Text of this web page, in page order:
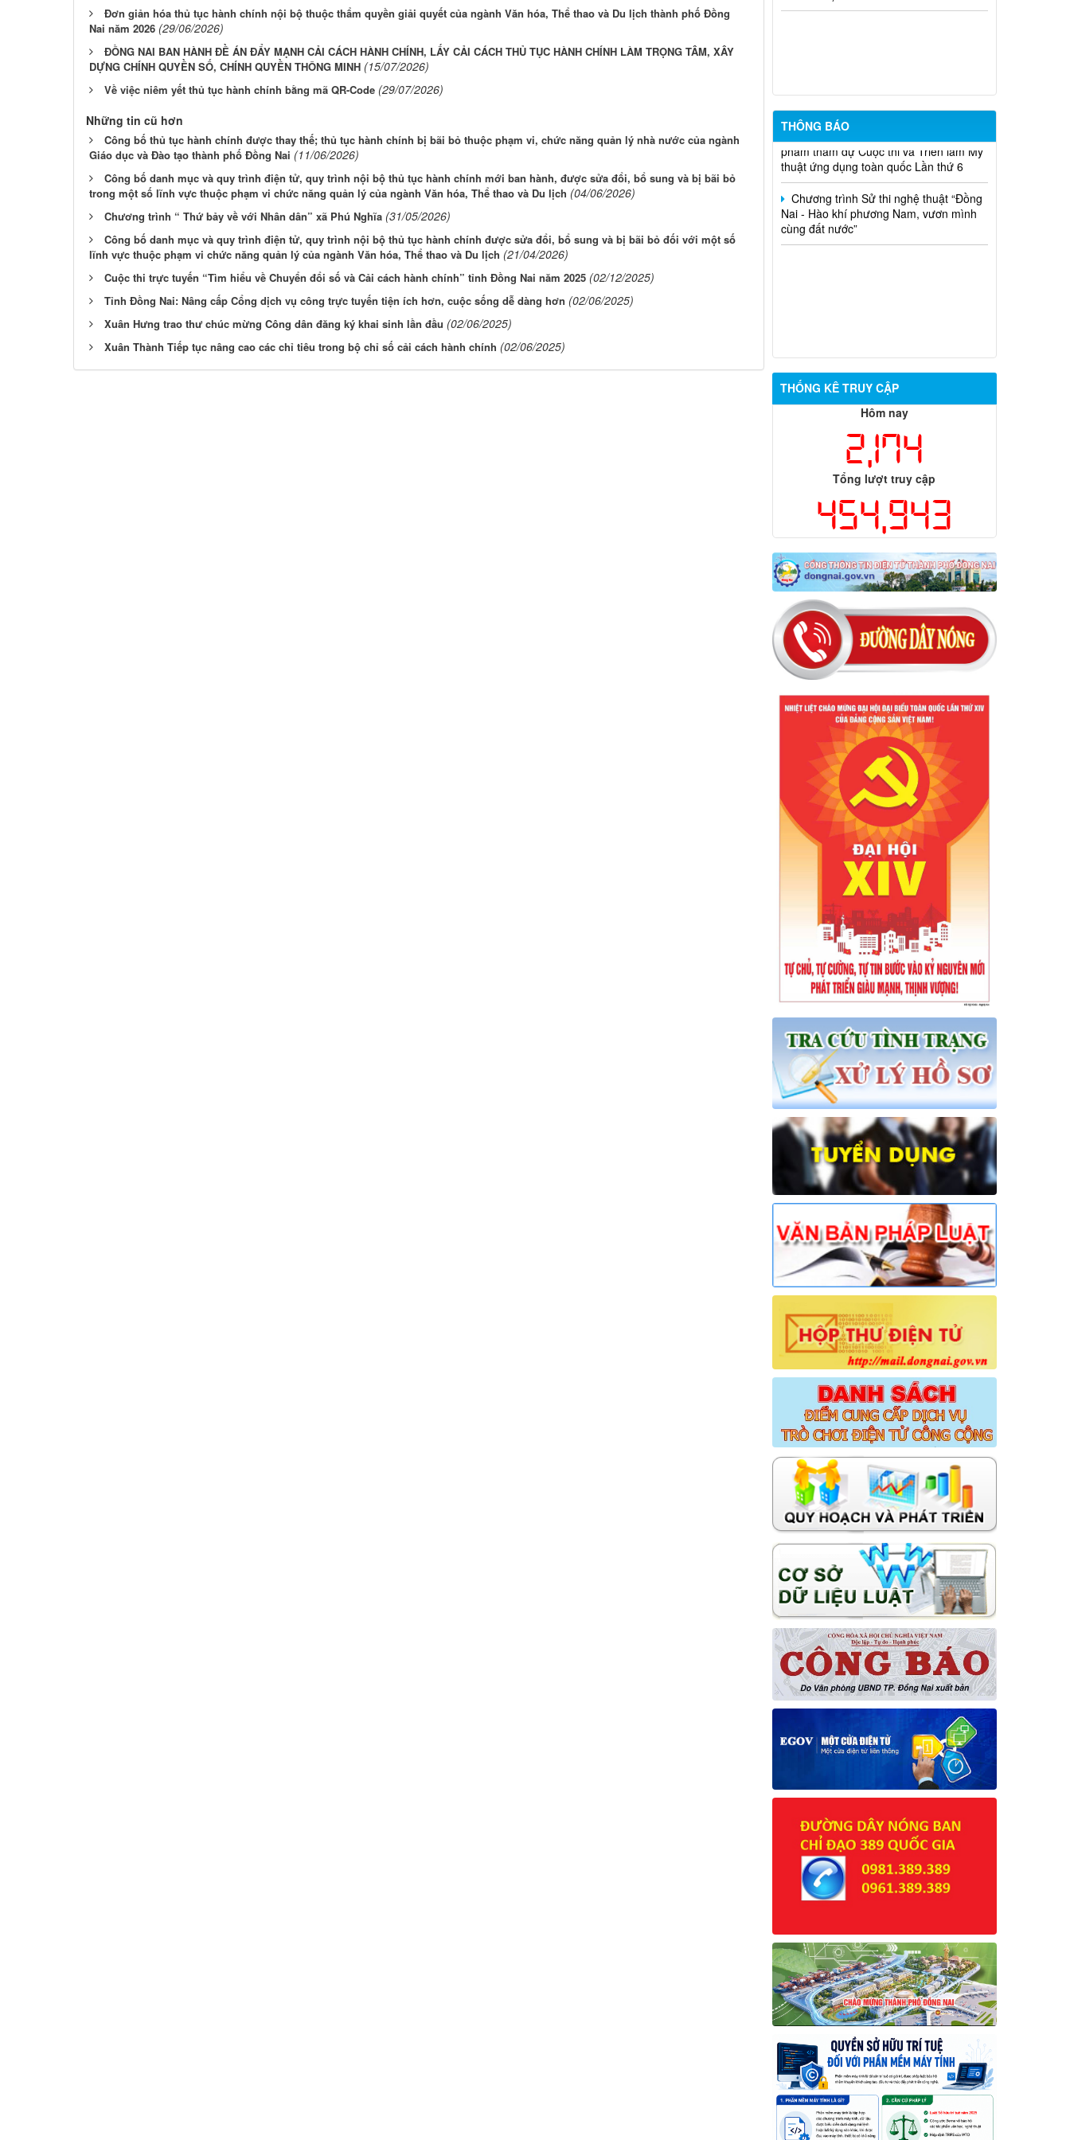
Đơn giản hóa thủ tục hành chính nội bộ thuộc thẩm quyền giải quyết của ngành Văn hóa, Thể thao và Du lịch thành phố Đồng
Nai năm 2026 (29/06/2026)
ĐỒNG NAI BAN HÀNH ĐỀ ÁN ĐẨY MẠNH CẢI CÁCH HÀNH CHÍNH, LẤY CẢI CÁCH THỦ TỤC HÀNH CHÍNH LÀM TRỌNG TÂM, XÂY
DỰNG CHÍNH QUYỀN SỐ, CHÍNH QUYỀN THÔNG MINH (15/07/2026)
Về việc niêm yết thủ tục hành chính bằng mã QR-Code (29/07/2026)
Những tin cũ hơn
Công bố thủ tục hành chính được thay thế; thủ tục hành chính bị bãi bỏ thuộc phạm vi, chức năng quản lý nhà nước của ngành
Giáo dục và Đào tạo thành phố Đồng Nai (11/06/2026)
Công bố danh mục và quy trình điện tử, quy trình nội bộ thủ tục hành chính mới ban hành, được sửa đổi, bổ sung và bị bãi bỏ
trong một số lĩnh vực thuộc phạm vi chức năng quản lý của ngành Văn hóa, Thể thao và Du lịch (04/06/2026)
Chương trình “ Thứ bảy về với Nhân dân” xã Phú Nghĩa (31/05/2026)
Công bố danh mục và quy trình điện tử, quy trình nội bộ thủ tục hành chính được sửa đổi, bổ sung và bị bãi bỏ đối với một số
lĩnh vực thuộc phạm vi chức năng quản lý của ngành Văn hóa, Thể thao và Du lịch (21/04/2026)
Cuộc thi trực tuyến “Tìm hiểu về Chuyển đổi số và Cải cách hành chính” tỉnh Đồng Nai năm 2025 (02/12/2025)
Tỉnh Đồng Nai: Nâng cấp Cổng dịch vụ công trực tuyến tiện ích hơn, cuộc sống dễ dàng hơn (02/06/2025)
Xuân Hưng trao thư chúc mừng Công dân đăng ký khai sinh lần đầu (02/06/2025)
Xuân Thành Tiếp tục nâng cao các chỉ tiêu trong bộ chỉ số cải cách hành chính (02/06/2025)
THÔNG BÁO
pháp và pháp luật trong kỷ nguyên số”
Thông báo gia hạn thời gian nhận tác
phẩm tham dự Cuộc thi và Triển lãm Mỹ
thuật ứng dụng toàn quốc Lần thứ 6
Chương trình Sử thi nghệ thuật “Đồng
Nai - Hào khí phương Nam, vươn mình
cùng đất nước”
THỐNG KÊ TRUY CẬP
Hôm nay
2,174
Tổng lượt truy cập
454,943